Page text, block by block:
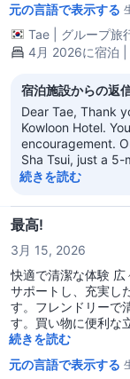
ら、外出して戻る間
ルの周りには食べる
3時～4時ごろに到着
にできましたし、宿
来た両親もこの価格
っていたので嬉しか
元の言語で表示する
Tae グループ旅
4月 2026に宿泊 |
宿泊施設からの返
Dear Tae, Thank
Kowloon Hotel.
encouragement.
Sha Tsui, just a 5-
Tsui station,
our guests, and
entertainment
convenience
a better
続きを読む
最高!
3月 15, 2026
快適で清潔な体験 広々とした部屋、安定した温水がより良い睡眠を
サポートし、充実し
す。フレンドリーで
す。買い物に便利な
す。
続きを読む
元の言語で表示する